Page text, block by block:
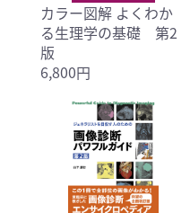
カラー図解 よくわか
る生理学の基礎 第2
版
6,800円